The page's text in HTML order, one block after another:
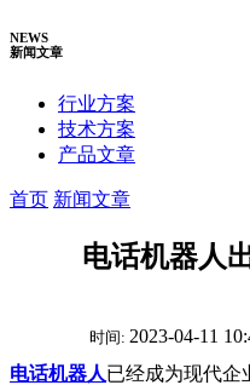
NEWS
新闻文章
行业方案
技术方案
产品文章
首页 新闻文章
电话机器人
时间: 2023-04-11
电话机器人已经成为现代企